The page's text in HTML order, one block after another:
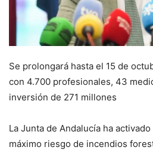
Se prolongará hasta el 15 de
con 4.700 profesionales, 43
inversión de 271 millones
La Junta de Andalucía ha
máximo riesgo de incendios